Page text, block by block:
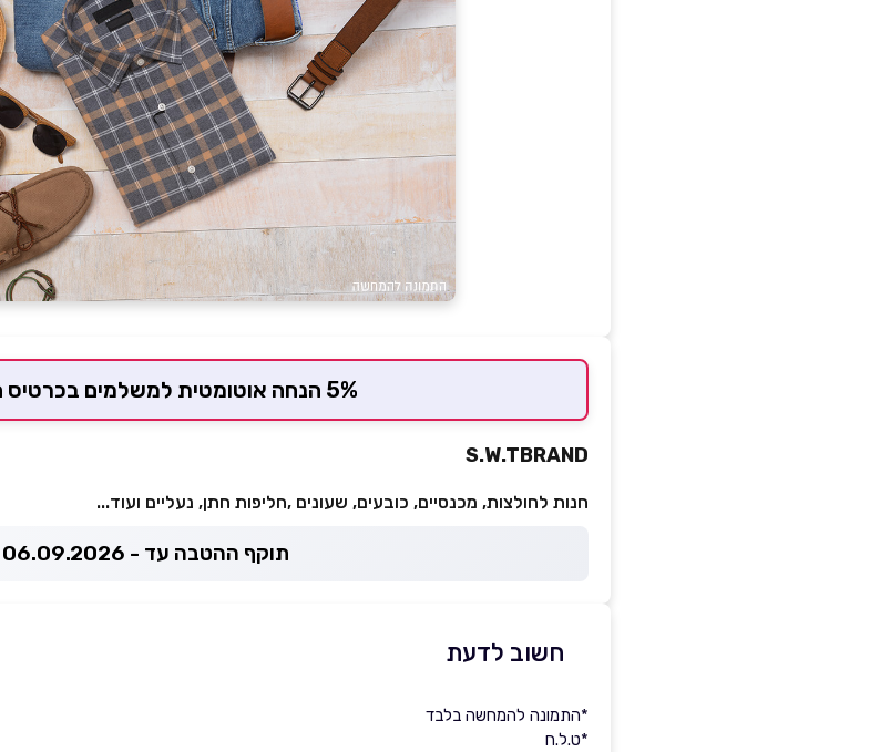
5% הנחה אוטומטית למשלמים בכרטיס המועדון
S.W.TBRAND
חנות לחולצות, מכנסיים, כובעים, שעונים ,חליפות חתן, נעליים ועוד...
תוקף ההטבה עד - 06.09.2026
חשוב לדעת
*התמונה להמחשה בלבד
*ט.ל.ח